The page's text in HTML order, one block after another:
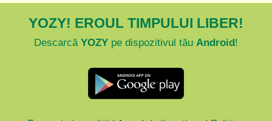
YOZY! EROUL TIMPULUI LIBER!
Descarcă YOZYpe dispozitivul tău Android!